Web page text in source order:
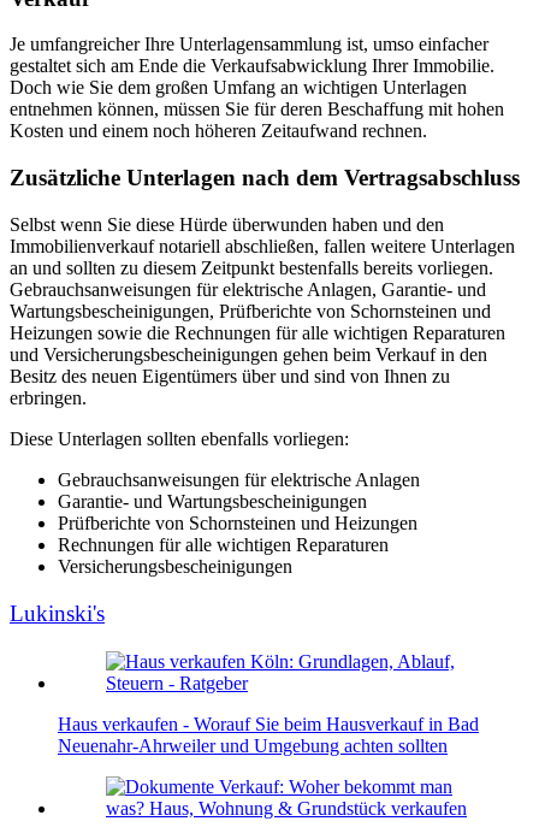
Je umfangreicher Ihre Unterlagensammlung ist, umso einfacher
gestaltet sich am Ende die Verkaufsabwicklung Ihrer Immobilie.
Doch wie Sie dem großen Umfang an wichtigen Unterlagen
entnehmen können, müssen Sie für deren Beschaffung mit hohen
Kosten und einem noch höheren Zeitaufwand rechnen.
Zusätzliche Unterlagen nach dem Vertragsabschluss
Selbst wenn Sie diese Hürde überwunden haben und den
Immobilienverkauf notariell abschließen, fallen weitere Unterlagen
an und sollten zu diesem Zeitpunkt bestenfalls bereits vorliegen.
Gebrauchsanweisungen für elektrische Anlagen, Garantie- und
Wartungsbescheinigungen, Prüfberichte von Schornsteinen und
Heizungen sowie die Rechnungen für alle wichtigen Reparaturen
und Versicherungsbescheinigungen gehen beim Verkauf in den
Besitz des neuen Eigentümers über und sind von Ihnen zu
erbringen.
Diese Unterlagen sollten ebenfalls vorliegen:
Gebrauchsanweisungen für elektrische Anlagen
Garantie- und Wartungsbescheinigungen
Prüfberichte von Schornsteinen und Heizungen
Rechnungen für alle wichtigen Reparaturen
Versicherungsbescheinigungen
Lukinski's
Haus verkaufen - Worauf Sie beim Hausverkauf in Bad
Neuenahr-Ahrweiler und Umgebung achten sollten